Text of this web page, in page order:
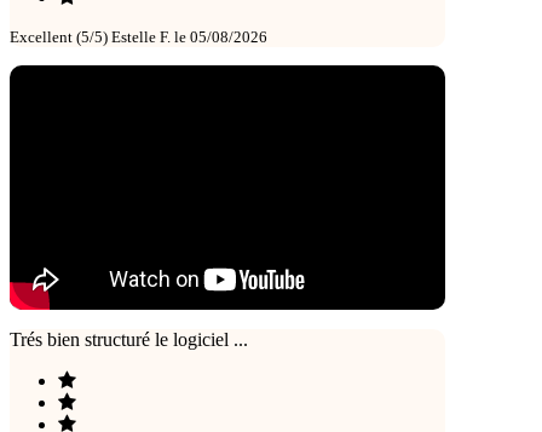
Excellent (5/5) Estelle F. le 05/08/2026
Trés bien structuré le logiciel ...